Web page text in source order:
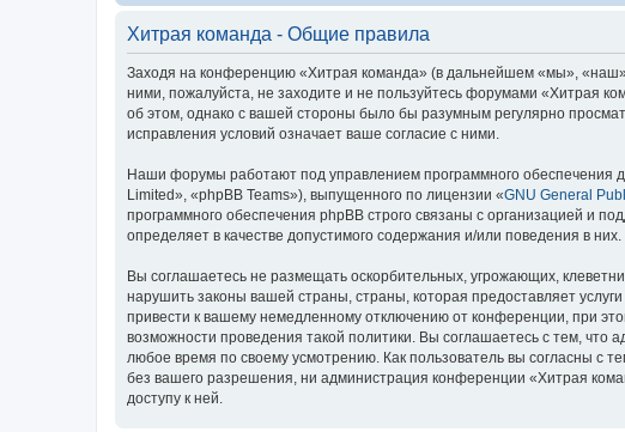
Хитрая команда - Общие правила
Заходя на конференцию «Хитрая команда» (в дальнейшем «мы»,
ними, пожалуйста, не заходите и не пользуйтесь форумами «Хитрая
об этом, однако с вашей стороны было бы разумным регулярно
исправления условий означает ваше согласие с ними.
Наши форумы работают под управлением программного обеспечения
Limited», «phpBB Teams»), выпущенного по лицензии «GNU General
программного обеспечения phpBB строго связаны с организацией и
определяет в качестве допустимого содержания и/или поведения в
Вы соглашаетесь не размещать оскорбительных, угрожающих,
нарушить законы вашей страны, страны, которая предоставляет
привести к вашему немедленному отключению от конференции, при
возможности проведения такой политики. Вы соглашаетесь с тем,
любое время по своему усмотрению. Как пользователь вы согласны с
без вашего разрешения, ни администрация конференции «Хитрая
доступу к ней.